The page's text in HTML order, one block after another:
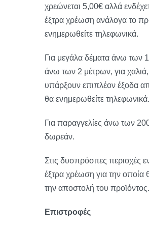
χρεώνεται 5,00€ αλλά
έξτρα χρέωση ανάλογα το
ενημερωθείτε τηλεφωνικά.
Για μεγάλα δέματα άνω των
άνω των 2 μέτρων, για χαλιά,
υπάρξουν επιπλέον έξοδα
θα ενημερωθείτε τηλεφωνικά.
Για παραγγελίες άνω των
δωρεάν.
Στις δυσπρόσιτες περιοχές
έξτρα χρέωση για την οποία
την αποστολή του προϊόντος.
Επιστροφές